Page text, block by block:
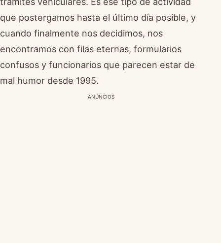
que postergamos hasta el último día posible, y
cuando finalmente nos decidimos, nos
encontramos con filas eternas, formularios
confusos y funcionarios que parecen estar de
mal humor desde 1995.
ANÚNCIOS